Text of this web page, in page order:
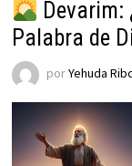
Palabra de
porYehuda